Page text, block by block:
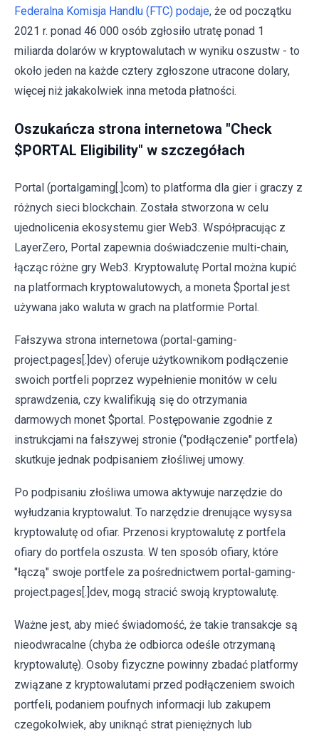
Federalna Komisja Handlu (FTC) podaje, że od początku
2021 r. ponad 46 000 osób zgłosiło utratę ponad 1
miliarda dolarów w kryptowalutach w wyniku oszustw - to
około jeden na każde cztery zgłoszone utracone dolary,
więcej niż jakakolwiek inna metoda płatności.
Oszukańcza strona internetowa "Check
$PORTAL Eligibility" w szczegółach
Portal (portalgaming[.]com) to platforma dla gier i graczy z
różnych sieci blockchain. Została stworzona w celu
ujednolicenia ekosystemu gier Web3. Współpracując z
LayerZero, Portal zapewnia doświadczenie multi-chain,
łącząc różne gry Web3. Kryptowalutę Portal można kupić
na platformach kryptowalutowych, a moneta $portal jest
używana jako waluta w grach na platformie Portal.
Fałszywa strona internetowa (portal-gaming-
project.pages[.]dev) oferuje użytkownikom podłączenie
swoich portfeli poprzez wypełnienie monitów w celu
sprawdzenia, czy kwalifikują się do otrzymania
darmowych monet $portal. Postępowanie zgodnie z
instrukcjami na fałszywej stronie ("podłączenie" portfela)
skutkuje jednak podpisaniem złośliwej umowy.
Po podpisaniu złośliwa umowa aktywuje narzędzie do
wyłudzania kryptowalut. To narzędzie drenujące wysysa
kryptowalutę od ofiar. Przenosi kryptowalutę z portfela
ofiary do portfela oszusta. W ten sposób ofiary, które
"łączą" swoje portfele za pośrednictwem portal-gaming-
project.pages[.]dev, mogą stracić swoją kryptowalutę.
Ważne jest, aby mieć świadomość, że takie transakcje są
nieodwracalne (chyba że odbiorca odeśle otrzymaną
kryptowalutę). Osoby fizyczne powinny zbadać platformy
związane z kryptowalutami przed podłączeniem swoich
portfeli, podaniem poufnych informacji lub zakupem
czegokolwiek, aby uniknąć strat pieniężnych lub